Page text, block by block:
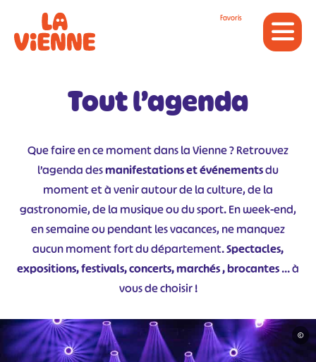
Favoris
Tout l’agenda
Que faire en ce moment dans la Vienne ? Retrouvez
l’agenda desmanifestations et événementsdu
moment et à venir autour de la culture, de la
gastronomie, de la musique ou du sport. En week-end,
en semaine ou pendant les vacances, ne manquez
aucun moment fort du département.Spectacles,
expositions, festivals, concerts, marchés , brocantes… à
vous de choisir !
©